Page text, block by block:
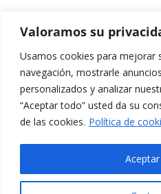
Valoramos su
Usamos cookies para mejorar
navegación, mostrarle
personalizados y analizar
“Aceptar todo” usted da su
de las cookies. Política de
Contacta
amb
nosaltres
Edifici
Girona 1-3
03